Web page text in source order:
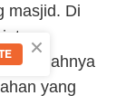
masjid. Di
tengahnya
yang
×